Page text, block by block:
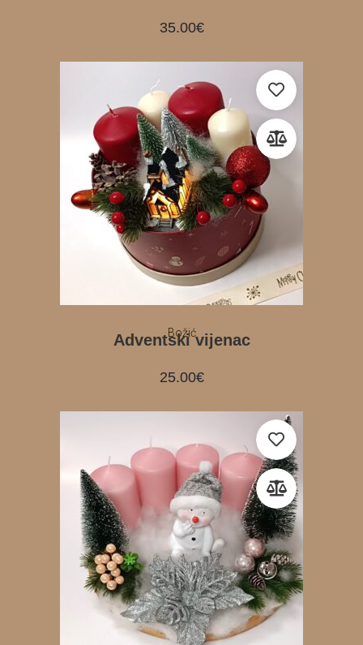
35.00€
Božić
Adventski vijenac
25.00€